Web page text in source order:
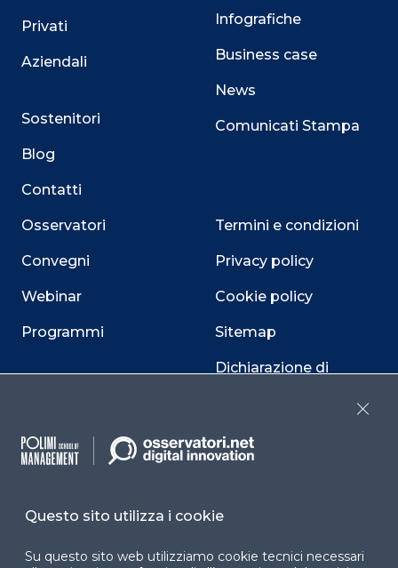
Privati
Aziendali
Sostenitori
Blog
Contatti
Osservatori
Convegni
Webinar
Programmi
Infografiche
Business case
News
Comunicati Stampa
Termini e condizioni
Privacy policy
Cookie policy
Sitemap
Dichiarazione di
Facebook LinkedIn
Questo sito utilizza i cookie
Su questo sito web utilizziamo cookie tecnici necessari